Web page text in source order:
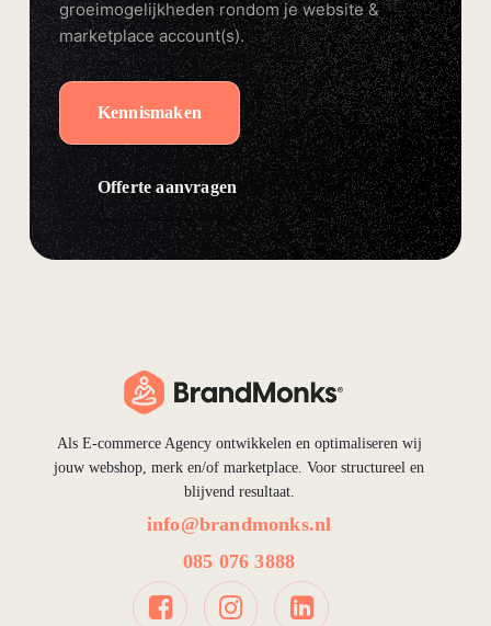
groeimogelijkheden rondom je website &
marketplace account(s).
Kennismaken
Offerte aanvragen
Als E-commerce Agency ontwikkelen en optimaliseren wij
jouw webshop, merk en/of marketplace. Voor structureel en
blijvend resultaat.
info@brandmonks.nl
085 076 3888